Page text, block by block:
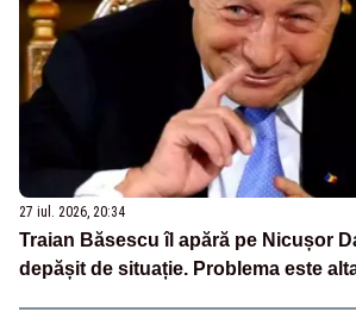
27 iul. 2026, 20:34
Traian Băsescu îl apără pe Nicușor
depășit de situație. Problema este